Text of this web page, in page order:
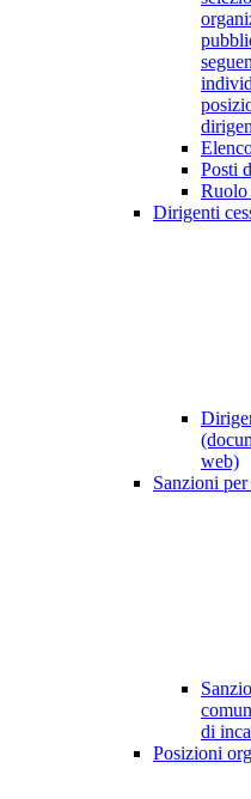
Posti
Ruolo
Dirigenti
web)
Sanzioni
di
Posizioni